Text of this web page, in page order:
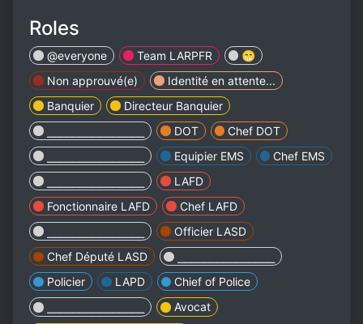
Roles
@everyone Team LARPFR
😁
Non approuvé(e)
Identité en attente...
Banquier
Directeur Banquier
DOT
Chef DOT
Equipier EMS
Chef EMS
LAFD
Fonctionnaire LAFD
Chef LAFD
Officier LASD
Chef Député LASD
Policier
LAPD
Chief of Police
Avocat